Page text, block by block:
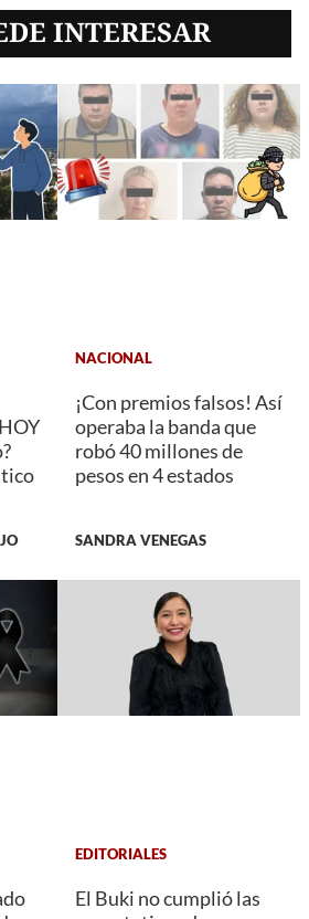
INTERESAR
NACIONAL
¡Con premios falsos! Así
operaba la banda que
robó 40 millones de
pesos en 4 estados
SANDRA VENEGAS
EDITORIALES
El Buki no cumplió las